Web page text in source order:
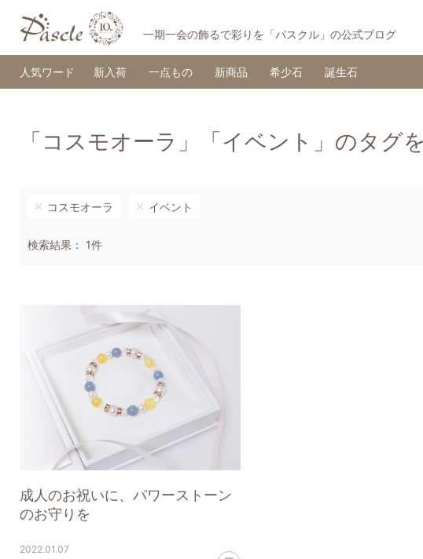
一期一会の飾るで彩りを「パスクル」の公式ブログ
人気ワード 新入荷 一点もの 新商品 希少石 誕生石
「コスモオーラ」「イベント」のタグ
コスモオーラ イベント
検索結果： 1件
成人のお祝いに、パワーストーン
のお守りを
2022.01.07